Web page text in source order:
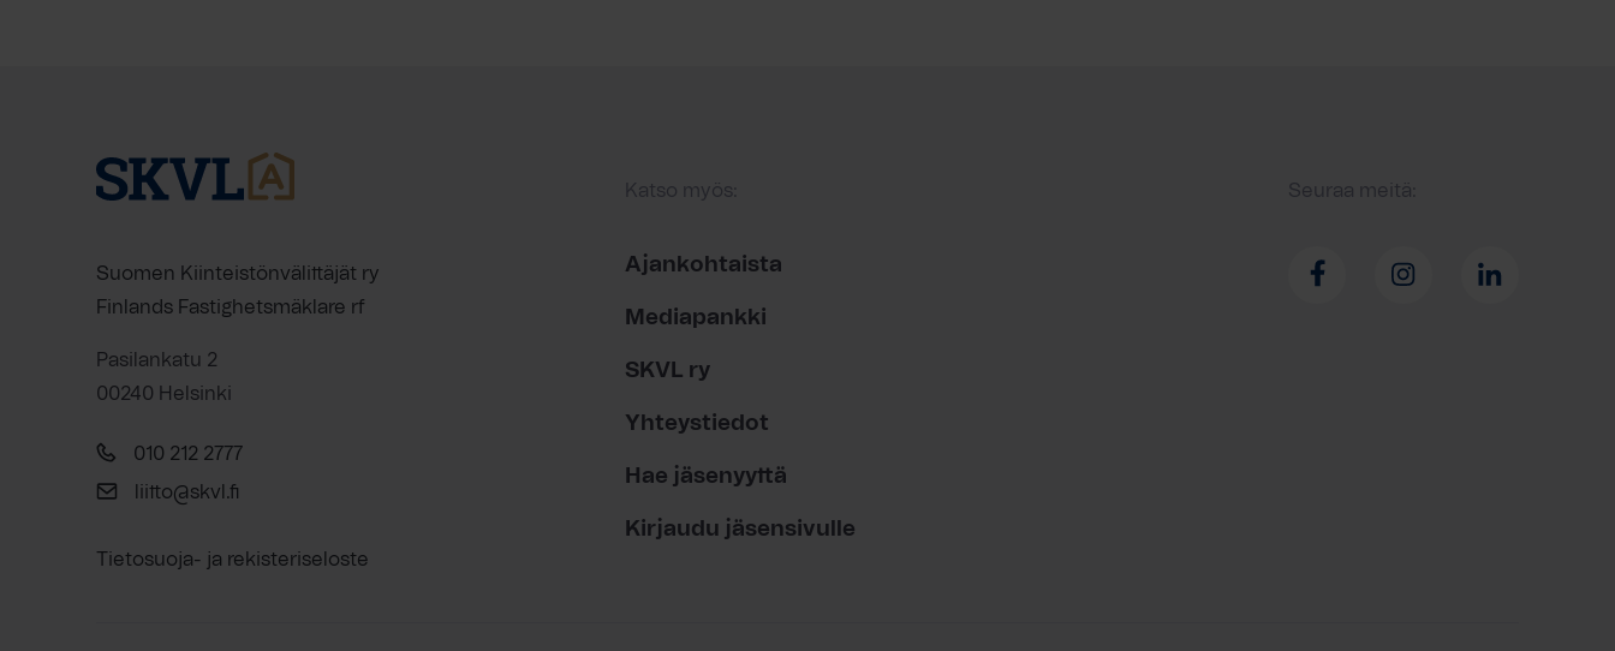
Suomen Kiinteistönvälittäjät ry
Finlands Fastighetsmäklare rf
Pasilankatu 2
00240 Helsinki
010 212 2777
liitto@skvl.fi
Tietosuoja- ja rekisteriseloste
Katso myös:
Ajankohtaista
Mediapankki
SKVL ry
Yhteystiedot
Hae jäsenyyttä
Kirjaudu jäsensivulle
Seuraa meitä: